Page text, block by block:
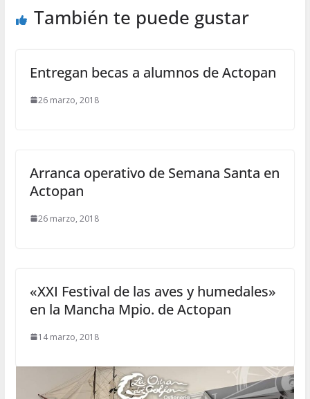
También te puede gustar
Entregan becas a alumnos de Actopan
26 marzo, 2018
Arranca operativo de Semana Santa en
Actopan
26 marzo, 2018
«XXI Festival de las aves y humedales»
en la Mancha Mpio. de Actopan
14 marzo, 2018